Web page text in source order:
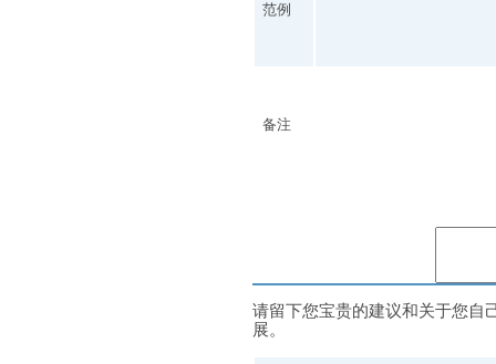
范例
备注
请留下您宝贵的建议和关于您自
展。